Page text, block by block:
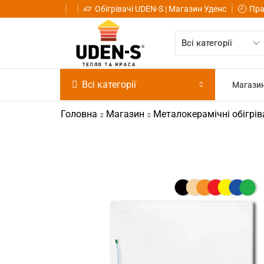
Обігрівачі UDEN-S | Магазин Уденс
Всі категорії
Головна Магазин Металокерамічні